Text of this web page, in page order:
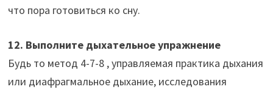
что пора готовиться ко сну.
12. Выполните дыхательное упражнение
Будь то метод 4-7-8 , управляемая практика дыхания
или диафрагмальное дыхание, исследования